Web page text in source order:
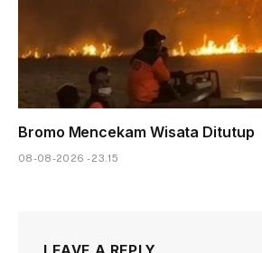
Bromo Mencekam Wisata Ditutup
08-08-2026 - 23.15